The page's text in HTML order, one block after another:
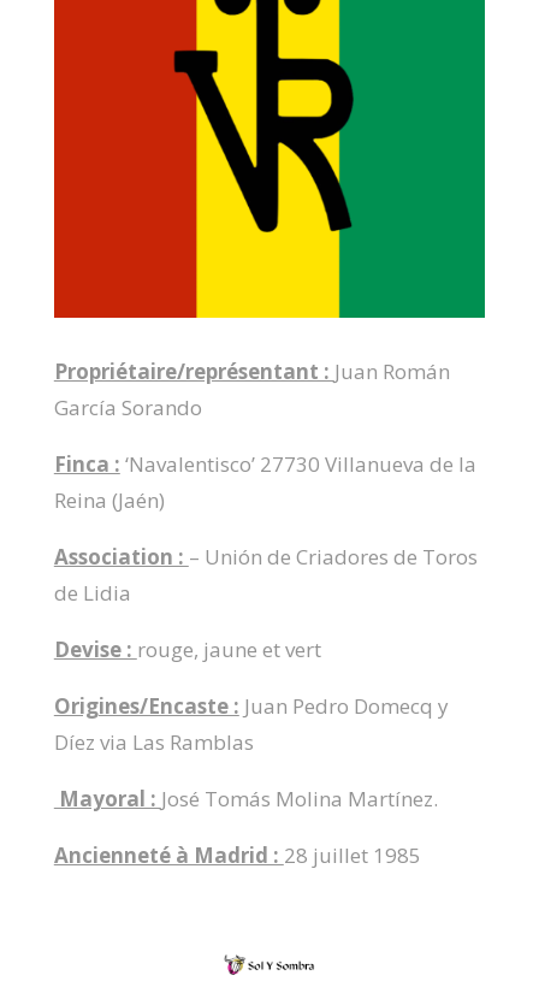
Propriétaire/représentant : Juan Román
García Sorando
Finca : ‘Navalentisco’ 27730 Villanueva de la
Reina (Jaén)
Association : – Unión de Criadores de Toros
de Lidia
Devise : rouge, jaune et vert
Origines/Encaste : Juan Pedro Domecq y
Díez via Las Ramblas
Mayoral : José Tomás Molina Martínez.
Ancienneté à Madrid : 28 juillet 1985